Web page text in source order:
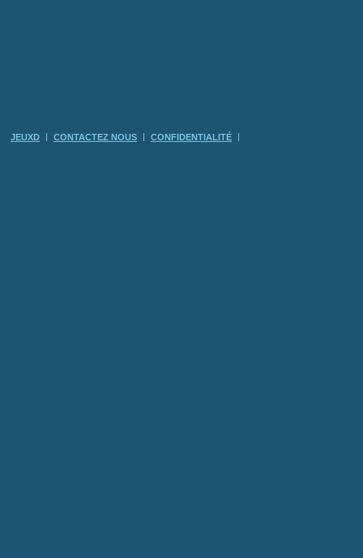
JEUXD CONTACTEZ NOUS CONFIDENTIALITÉ